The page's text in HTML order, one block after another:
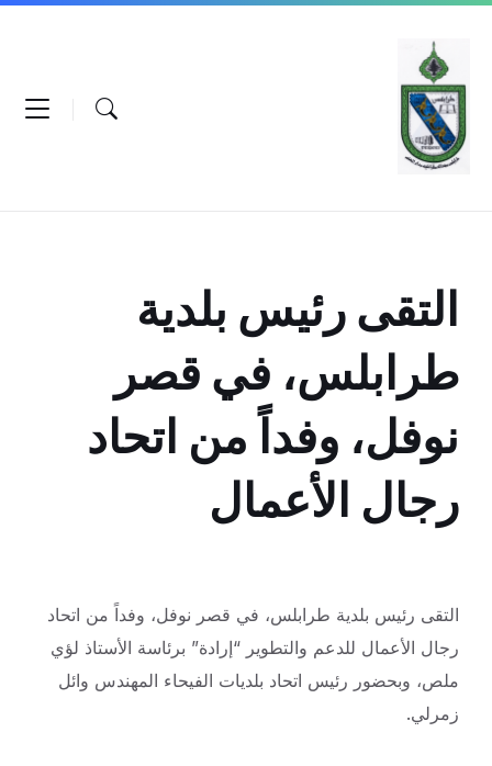
Skip
content
Skip
navigation
Skip
التقى رئيس بلدية
طرابلس، في قصر
نوفل، وفداً من اتحاد
رجال الأعمال
التقى رئيس بلدية طرابلس، في قصر نوفل، وفداً من اتحاد
رجال الأعمال للدعم والتطوير “إرادة” برئاسة الأستاذ لؤي
ملص، وبحضور رئيس اتحاد بلديات الفيحاء المهندس وائل
زمرلي.